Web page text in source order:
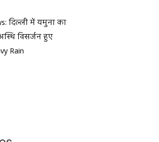
कम! । Alert।
दिल्ली में यमुना का
विसर्जन हुए
Rain